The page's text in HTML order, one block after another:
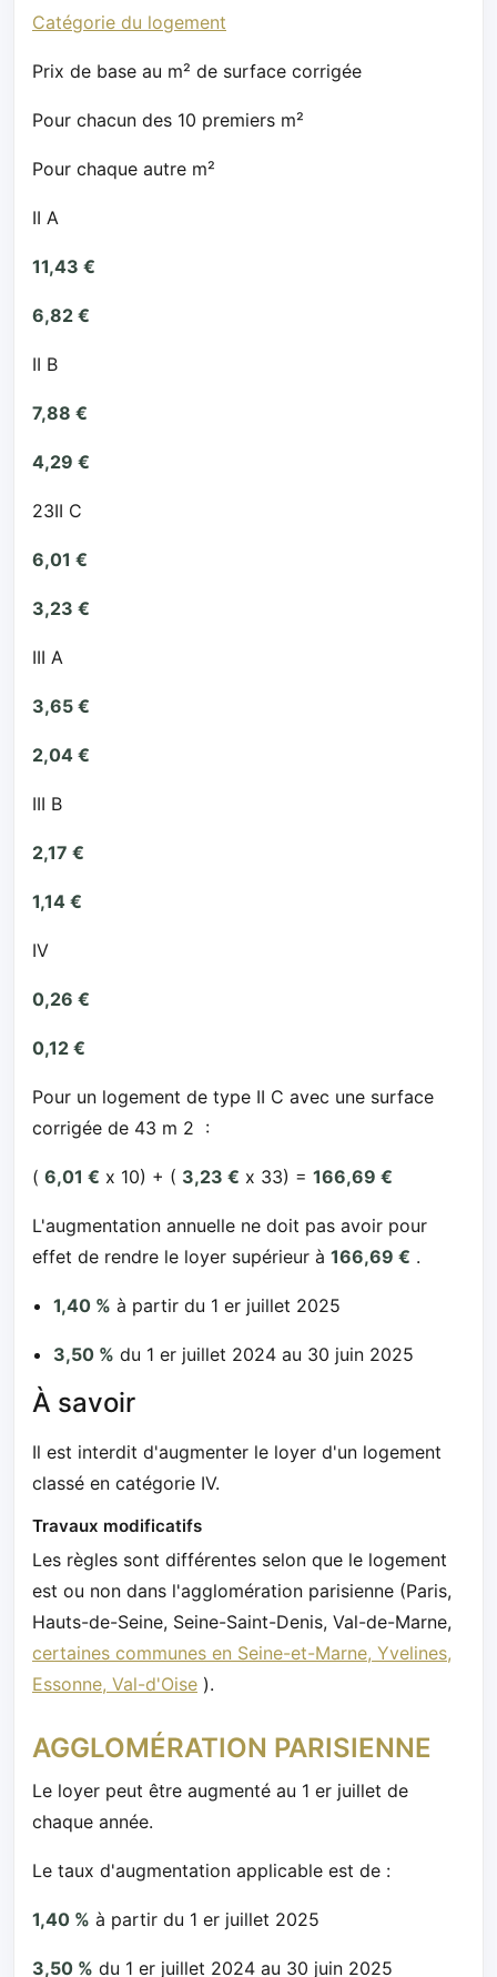
Catégorie du logement
Prix de base au m² de surface corrigée
Pour chacun des 10 premiers m²
Pour chaque autre m²
II A
11,43 €
6,82 €
II B
7,88 €
4,29 €
23II C
6,01 €
3,23 €
III A
3,65 €
2,04 €
III B
2,17 €
1,14 €
IV
0,26 €
0,12 €
Pour un logement de type II C avec une surface
corrigée de 43 m 2 :
( 6,01 € x 10) + ( 3,23 € x 33) = 166,69 €
L'augmentation annuelle ne doit pas avoir pour
effet de rendre le loyer supérieur à 166,69 € .
1,40 % à partir du 1 er juillet 2025
3,50 % du 1 er juillet 2024 au 30 juin 2025
À savoir
Il est interdit d'augmenter le loyer d'un logement
classé en catégorie IV.
Travaux modificatifs
Les règles sont différentes selon que le logement
est ou non dans l'agglomération parisienne (Paris,
Hauts-de-Seine, Seine-Saint-Denis, Val-de-Marne,
certaines communes en Seine-et-Marne, Yvelines,
Essonne, Val-d'Oise ).
AGGLOMÉRATION PARISIENNE
Le loyer peut être augmenté au 1 er juillet de
chaque année.
Le taux d'augmentation applicable est de :
1,40 % à partir du 1 er juillet 2025
3,50 % du 1 er juillet 2024 au 30 juin 2025